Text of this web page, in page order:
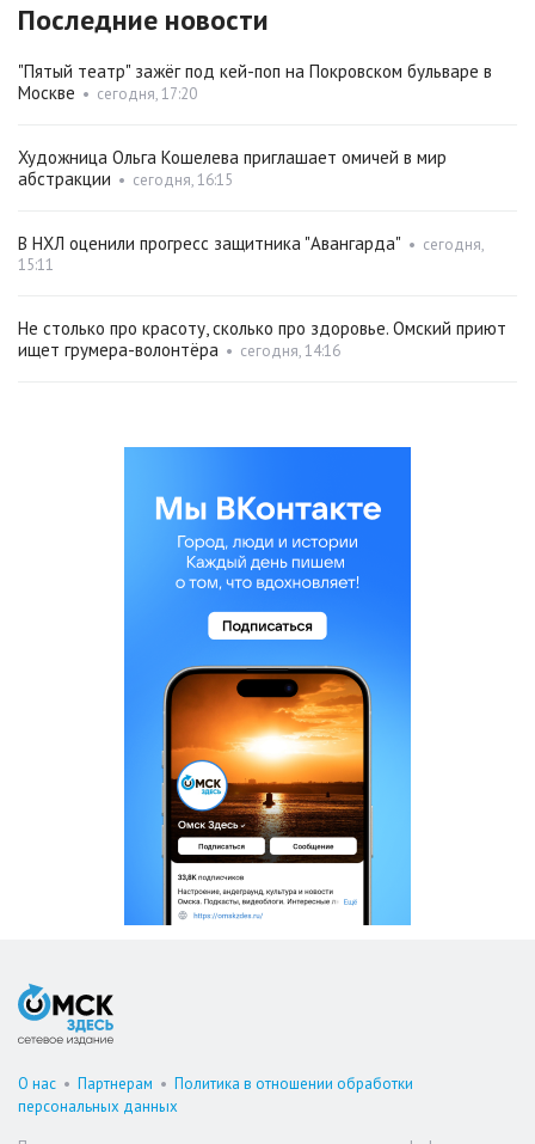
Последние новости
"Пятый театр" зажёг под кей-поп на Покровском бульваре в
Москве • сегодня, 17:20
Художница Ольга Кошелева приглашает омичей в мир
абстракции • сегодня, 16:15
В НХЛ оценили прогресс защитника "Авангарда" • сегодня,
15:11
Не столько про красоту, сколько про здоровье. Омский приют
ищет грумера-волонтёра • сегодня, 14:16
О нас • Партнерам • Политика в отношении обработки
персональных данных